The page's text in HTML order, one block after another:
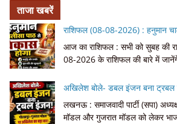
ताजा खबरें
राशिफल (08-08-2026) : हनुमान
आज का राशिफल : सभी को सुबह की
08-2026 के राशिफल की बारे में
अखिलेश बोले- डबल इंजन बना
लखनऊ : समाजवादी पार्टी (सपा)
मॉडल और गुजरात मॉडल को लेकर